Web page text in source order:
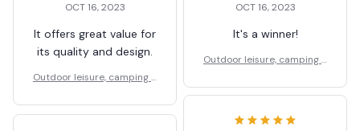
OCT 16, 2023
It offers great value for
its quality and design.
Outdoor leisure, camping a
OCT 16, 2023
It's a winner!
Outdoor leisure, camping a